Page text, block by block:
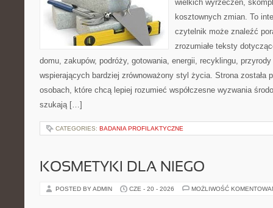
wielkich wyrzeczeń,
kosztownych zmian. To
czytelnik może znaleźć
zrozumiałe teksty
domu, zakupów, podróży, gotowania, energii, recyklingu,
wspierających bardziej zrównoważony styl życia. Strona została
osobach, które chcą lepiej rozumieć współczesne wyzwania
szukają […]
CATEGORIES: BADANIA PROFILAKTYCZNE
KOSMETYKI DLA NIEGO
POSTED BY ADMIN CZE - 20 - 2026 MOŻLIWOŚĆ